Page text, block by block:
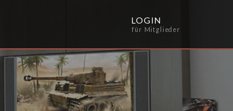
LOGIN
für Mitglieder